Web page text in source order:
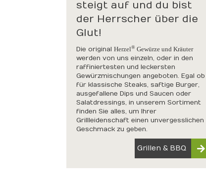
steigt auf und du bist
der Herrscher über die
Glut!
Die originalHerzel® Gewürze und Kräuter
werden von uns einzeln, oder in den
raffiniertesten und leckersten
Gewürzmischungen angeboten. Egal ob
für klassische Steaks, saftige Burger,
ausgefallene Dips und Saucen oder
Salatdressings, in unserem Sortiment
finden Sie alles, um Ihrer
Grillleidenschaft einen unvergesslichen
Geschmack zu geben.
Grillen & BBQ